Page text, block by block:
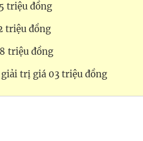
triệu đồng
triệu đồng
triệu đồng
trị giá 03 triệu đồng